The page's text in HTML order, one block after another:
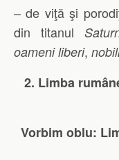
– de viţă şi
din titanul
oameni liberi,
2. Limba
Vorbim oblu: